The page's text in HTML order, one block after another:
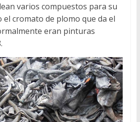
varios compuestos para su
cromato de plomo que da el
eran pinturas